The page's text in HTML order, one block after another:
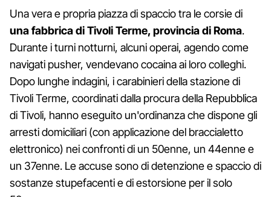
Una vera e propria piazza di spaccio tra le corsie di
una fabbrica di Tivoli Terme, provincia di Roma.
Durante i turni notturni, alcuni operai, agendo come
navigati pusher, vendevano cocaina ai loro colleghi.
Dopo lunghe indagini, i carabinieri della stazione di
Tivoli Terme, coordinati dalla procura della Repubblica
di Tivoli, hanno eseguito un'ordinanza che dispone gli
arresti domiciliari (con applicazione del braccialetto
elettronico) nei confronti di un 50enne, un 44enne e
un 37enne. Le accuse sono di detenzione e spaccio di
sostanze stupefacenti e di estorsione per il solo